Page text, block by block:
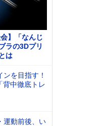
】「なんじ
ラの3Dプリ
は
ンを目指す！
背中徹底トレ
運動前後、い